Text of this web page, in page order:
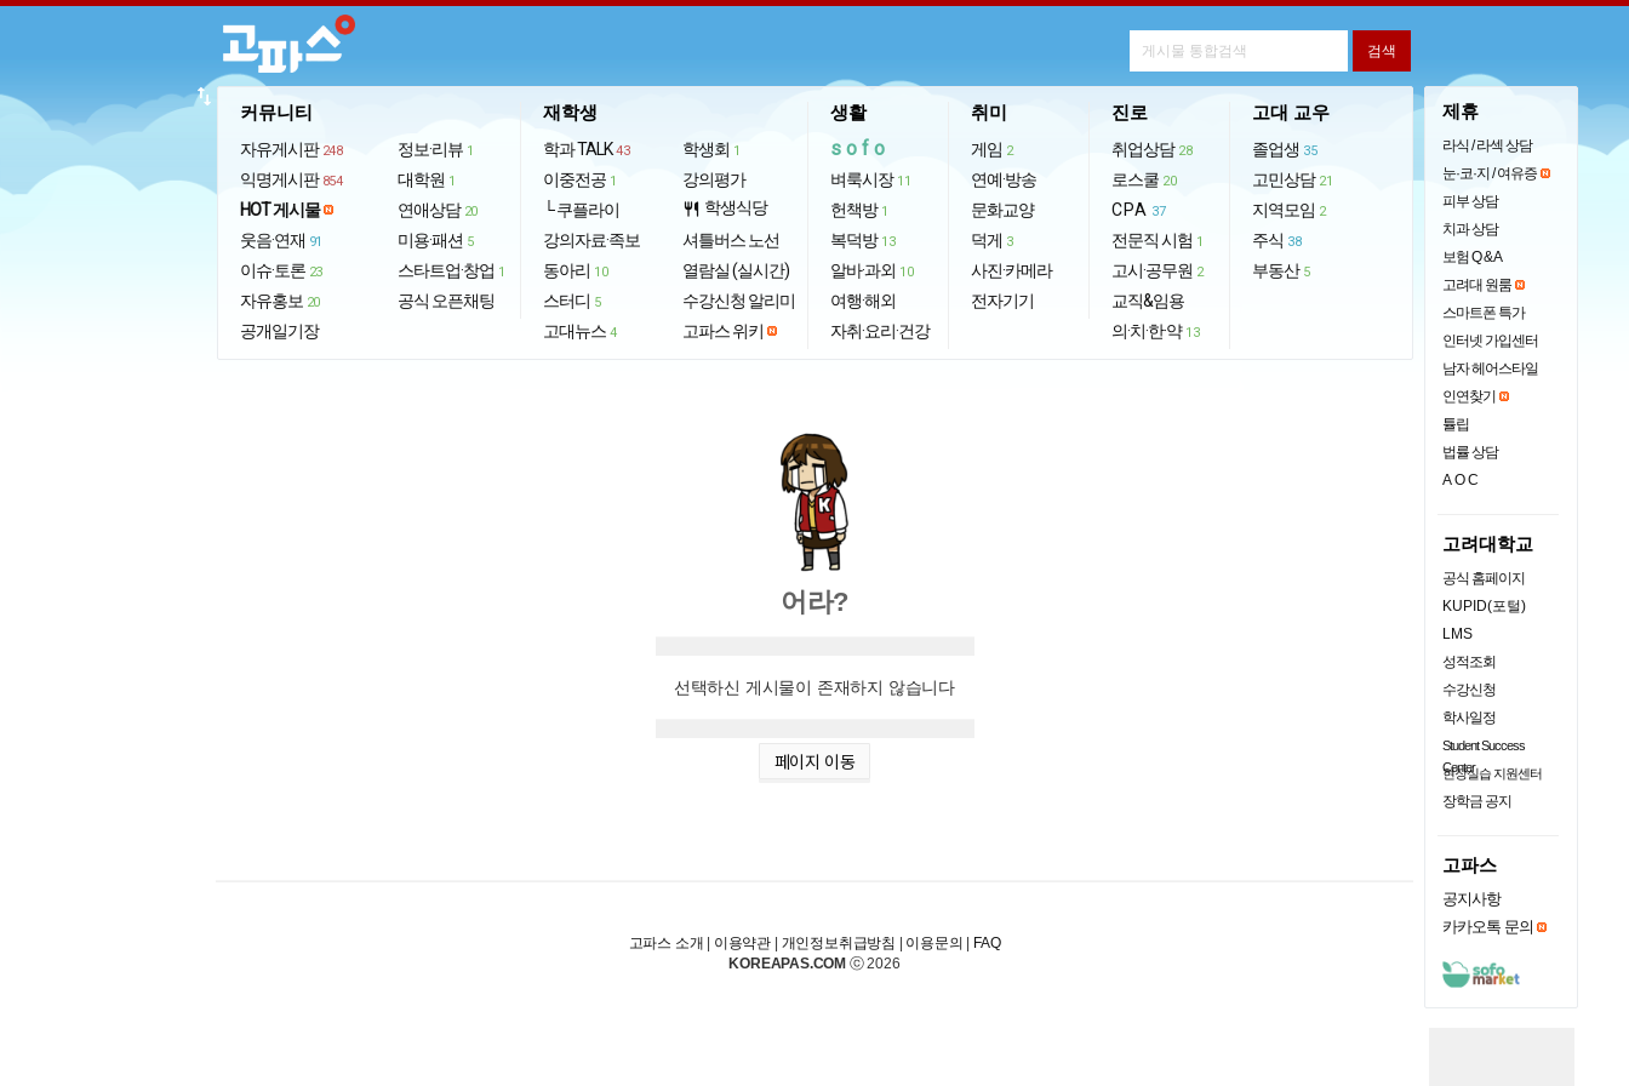
커뮤니티
자유게시판 248
익명게시판 854
HOT 게시물
웃음·연재 91
이슈·토론 23
자유홍보 20
공개일기장
정보·리뷰 1
대학원 1
연애상담 20
미용·패션 5
스타트업·창업 1
공식 오픈채팅
재학생
학과 TALK 43
이중전공 1
└ 쿠플라이
강의자료·족보
동아리 10
스터디 5
고대뉴스 4
학생회 1
강의평가
restaurant 학생식당
셔틀버스 노선
열람실 (실시간)
수강신청 알리미
고파스 위키
생활
sofo
벼룩시장 11
헌책방 1
복덕방 13
알바·과외 10
여행·해외
자취·요리·건강
취미
게임 2
연예·방송
문화교양
덕게 3
사진·카메라
전자기기
진로
취업상담 28
로스쿨 20
CPA 37
전문직 시험 1
고시·공무원 2
교직&임용
의·치·한·약 13
고대 교우
졸업생 35
고민상담 21
지역모임 2
주식 38
부동산 5
import_export
어라?
선택하신 게시물이 존재하지 않습니다
페이지 이동
제휴
라식 / 라섹 상담
눈·코·지 / 여유증
피부 상담
치과 상담
보험 Q & A
고려대 원룸
스마트폰 특가
인터넷 가입센터
남자 헤어스타일
인연찾기
튤립
법률 상담
AOC
고려대학교
공식 홈페이지
KUPID(포털)
LMS
성적조회
수강신청
학사일정
Student Success
Center
현장실습 지원센터
장학금 공지
고파스
공지사항
카카오톡 문의
고파스 소개 이용약관 개인정보취급방침 이용문의
FAQ
KOREAPAS.COM ⓒ 2026